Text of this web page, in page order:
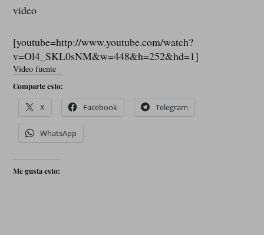
video
[youtube=http://www.youtube.com/watch?
v=Ol4_SKL0sNM&w=448&h=252&hd=1]
Video fuente
Comparte esto:
X Facebook Telegram
WhatsApp
Me gusta esto: